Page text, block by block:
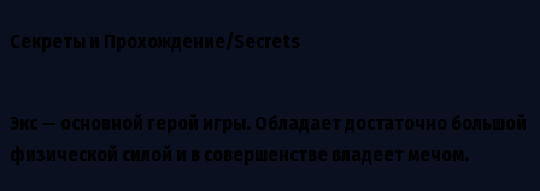
Секреты и Прохождение/Secrets
Экс — основной герой игры. Обладает достаточно большой
физической силой и в совершенстве владеет мечом.